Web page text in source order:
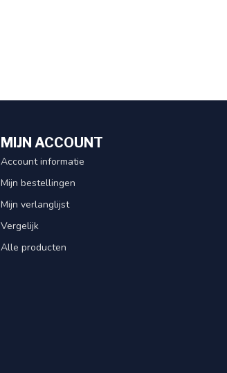
MIJN ACCOUNT
Account informatie
Mijn bestellingen
Mijn verlanglijst
Vergelijk
Alle producten